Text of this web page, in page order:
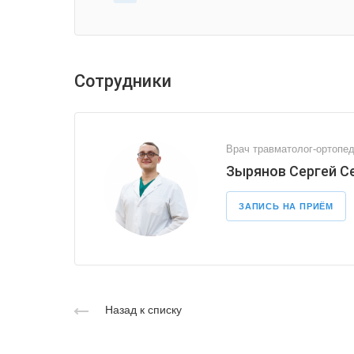
Сотрудники
Врач травматолог-ортопед
Зырянов Сергей
ЗАПИСЬ НА ПРИЁМ
Назад к списку